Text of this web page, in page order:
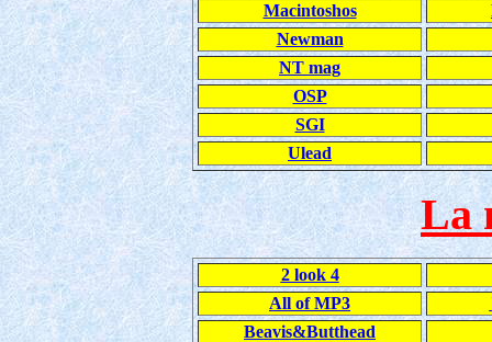
Macintoshos
Newman
NT mag
OSP
SGI
Ulead
La
2 look 4
All of MP3
Beavis&Butthead